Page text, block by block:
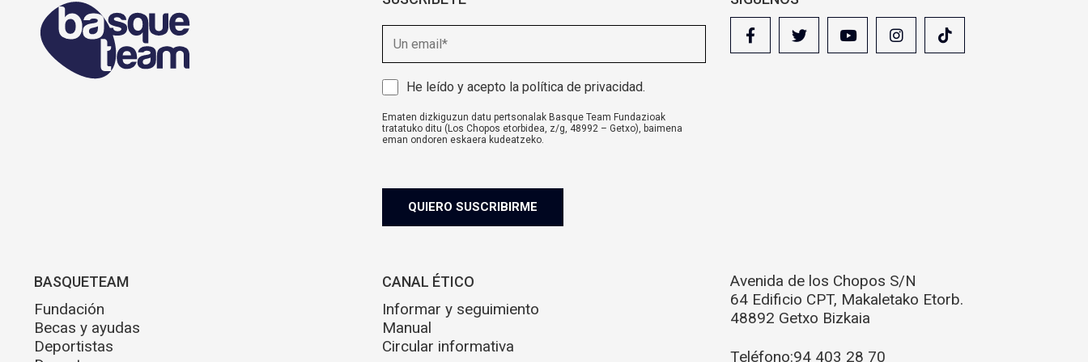
m
a
i
l
A
i
s
e
a
He leído y acepto lapolítica de privacidad.
Ematen dizkiguzun datu pertsonalak Basque Team Fundazioak
tratatuko ditu (Los Chopos etorbidea, z/g, 48992 – Getxo), baimena
eman ondoren eskaera kudeatzeko.
QUIERO SUSCRIBIRME
BASQUETEAM
Fundación
Becas y ayudas
Deportistas
CANAL ÉTICO
Informar y seguimiento
Manual
Circular informativa
Avenida de los Chopos S/N
64 Edificio CPT, Makaletako Etorb.
48892 Getxo Bizkaia
Teléfono:94 403 28 70